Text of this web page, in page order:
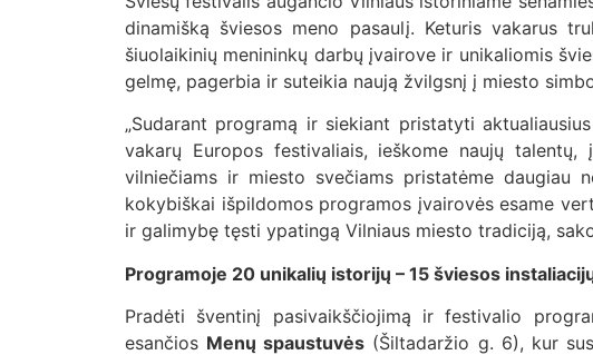
dinamišką šviesos meno pasaulį. Keturis vakarus
šiuolaikinių menininkų darbų įvairove ir unikaliomis
gelmę, pagerbia ir suteikia naują žvilgsnį į miesto
„Sudarant programą ir siekiant pristatyti
vakarų Europos festivaliais, ieškome naujų talentų,
vilniečiams ir miesto svečiams pristatėme daugiau
kokybiškai išpildomos programos įvairovės esame
ir galimybę tęsti ypatingą Vilniaus miesto tradiciją,
Programoje 20 unikalių istorijų – 15 šviesos
Pradėti šventinį pasivaikščiojimą ir festivalio
esančios Menų spaustuvės (Šiltadaržio g. 6), kur